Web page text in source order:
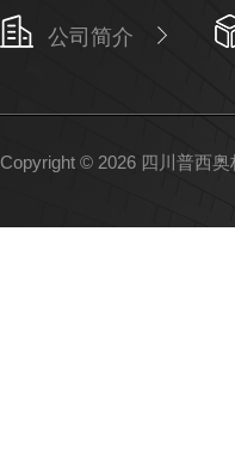
公司简介
Copyright © 2026 四川普西